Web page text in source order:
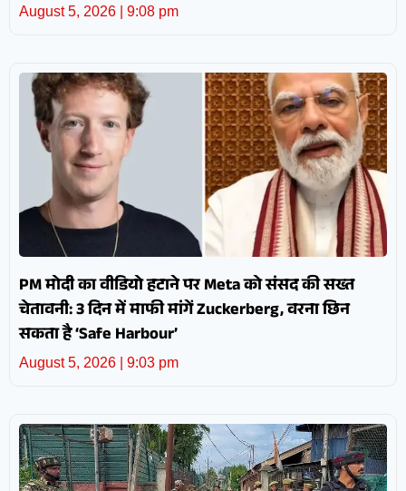
August 5, 2026 9:08 pm
PM मोदी का वीडियो हटाने पर Meta को संसद की सख्त
चेतावनी: 3 दिन में माफी मांगें Zuckerberg, वरना छिन
सकता है ‘Safe Harbour’
August 5, 2026 9:03 pm